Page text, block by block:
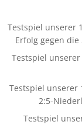
Testspiel unserer
Erfolg gegen die
Testspiel
Testspiel unserer
2:5-
Testspiel